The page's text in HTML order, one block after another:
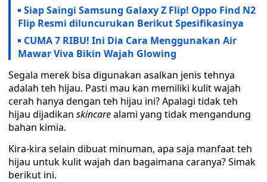
Siap Saingi Samsung Galaxy Z Flip! Oppo Find N2
Flip Resmi diluncurukan Berikut Spesifikasinya
CUMA 7 RIBU! Ini Dia Cara Menggunakan Air
Mawar Viva Bikin Wajah Glowing
Segala merek bisa digunakan asalkan jenis tehnya
adalah teh hijau. Pasti mau kan memiliki kulit wajah
cerah hanya dengan teh hijau ini? Apalagi tidak teh
hijau dijadikan skincarealami yang tidak mengandung
bahan kimia.
Kira-kira selain dibuat minuman, apa saja manfaat teh
hijau untuk kulit wajah dan bagaimana caranya? Simak
berikut ini.